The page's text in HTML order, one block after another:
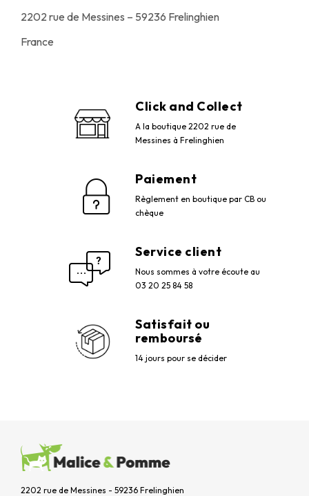
2202 rue de Messines – 59236 Frelinghien
France
Click and Collect
A la boutique 2202 rue de
Messines à Frelinghien
Paiement
Règlement en boutique par CB ou
chèque
Service client
Nous sommes à votre écoute au
03 20 25 84 58
Satisfait ou
remboursé
14 jours pour se décider
2202 rue de Messines - 59236 Frelinghien